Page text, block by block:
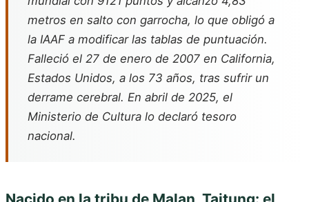
metros en salto con garrocha, lo que obligó a
la IAAF a modificar las tablas de puntuación.
Falleció el 27 de enero de 2007 en California,
Estados Unidos, a los 73 años, tras sufrir un
derrame cerebral. En abril de 2025, el
Ministerio de Cultura lo declaró tesoro
nacional.